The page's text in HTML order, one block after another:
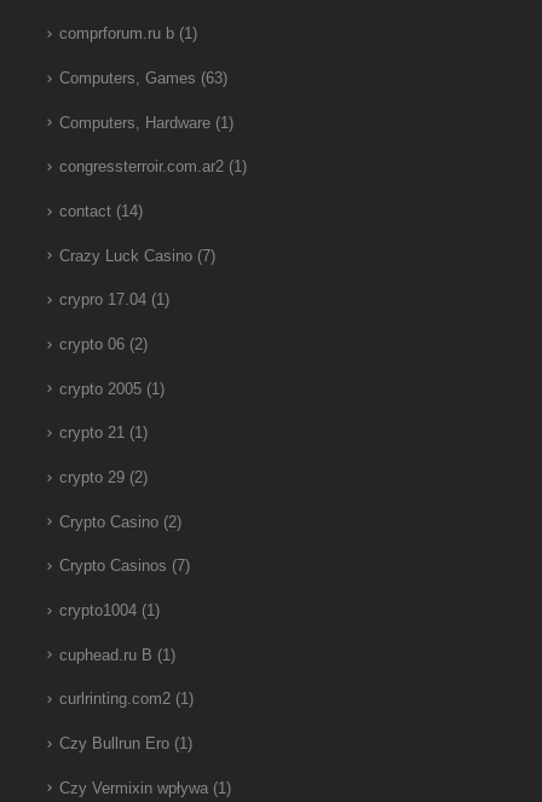
comprforum.ru b(1)
Computers, Games (63)
Computers, Hardware(1)
congressterroir.com.ar2(1)
contact(14)
Crazy Luck Casino(7)
crypro 17.04(1)
crypto 06(2)
crypto 2005(1)
crypto 21(1)
crypto 29(2)
Crypto Casino(2)
Crypto Casinos (7)
crypto1004(1)
cuphead.ru B (1)
curlrinting.com2(1)
Czy Bullrun Ero(1)
Czy Vermixin wpływa(1)